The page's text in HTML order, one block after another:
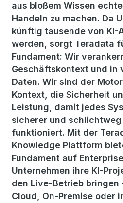
aus bloßem Wissen
Handeln zu machen. Da
künftig tausende von KI-
werden, sorgt Teradata
Fundament: Wir
Geschäftskontext und in
Daten. Wir sind der
Kontext, die Sicherheit
Leistung, damit jedes
sicherer und schlichtweg
funktioniert. Mit der
Knowledge Plattform
Fundament auf
Unternehmen ihre KI-
den Live-Betrieb bringen
Cloud, On-Premise oder